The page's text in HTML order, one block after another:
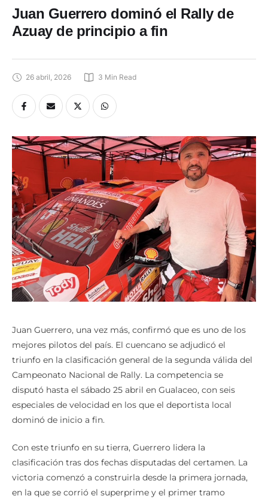
Juan Guerrero dominó el Rally de
Azuay de principio a fin
26 abril, 2026 3 Min Read
Juan Guerrero, una vez más, confirmó que es uno de los
mejores pilotos del país. El cuencano se adjudicó el
triunfo en la clasificación general de la segunda válida del
Campeonato Nacional de Rally. La competencia se
disputó hasta el sábado 25 abril en Gualaceo, con seis
especiales de velocidad en los que el deportista local
dominó de inicio a fin.
Con este triunfo en su tierra, Guerrero lidera la
clasificación tras dos fechas disputadas del certamen. La
victoria comenzó a construirla desde la primera jornada,
en la que se corrió el superprime y el primer tramo